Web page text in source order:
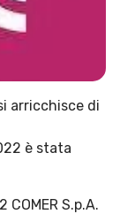
arricchisce di
è stata
S.p.A.